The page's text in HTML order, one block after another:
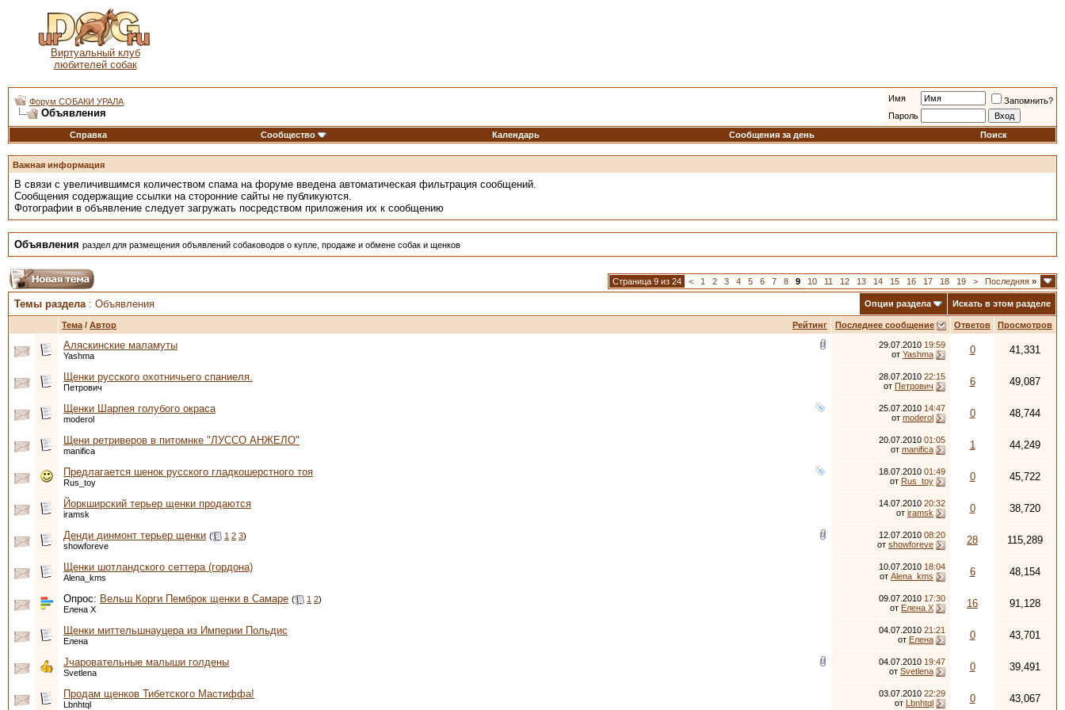
Виртуальный клуб
любителей собак
Форум СОБАКИ УРАЛА
Объявления
Имя
Запомнить?
Пароль
Справка
Сообщество Календарь Сообщения за день Поиск
Важная информация
В связи с увеличившимся количеством спама на форуме введена автоматическая фильтрация сообщений.
Сообщения содержащие ссылки на сторонние сайты не публикуются.
Фотографии в объявление следует загружать посредством приложения их к сообщению
Объявления раздел для размещения объявлений собаководов о купле, продаже и обмене собак и щенков
Страница 9 из 24 < 1 2 3 4 5 6 7 8 9 10 11 12 13 14 15 16 17 18 19 > Последняя »
Темы раздела: Объявления Опции раздела Искать в этом разделе
Рейтинг
Тема / Автор Последнее сообщение Ответов Просмотров
Аляскинские маламуты
Yashma
29.07.2010 19:59
от Yashma 0 41,331
Щенки русского охотничьего спаниеля.
Петрович
28.07.2010 22:15
от Петрович 6 49,087
Щенки Шарпея голубого окраса
moderol
25.07.2010 14:47
от moderol 0 48,744
Щени ретриверов в питомнке "ЛУССО АНЖЕЛО"
manifica
20.07.2010 01:05
от manifica 1 44,249
Предлагается шенок русского гладкошерстного тоя
Rus_toy
18.07.2010 01:49
от Rus_toy 0 45,722
Йоркширский терьер щенки продаются
iramsk
14.07.2010 20:32
от iramsk 0 38,720
Денди динмонт терьер щенки ( 1 2 3)
showforeve
12.07.2010 08:20
от showforeve 28 115,289
Щенки шотландского сеттера (гордона)
Alena_kms
10.07.2010 18:04
от Alena_kms 6 48,154
Опрос: Вельш Корги Пемброк щенки в Самаре ( 1 2)
Елена Х
09.07.2010 17:30
от Елена Х 16 91,128
Щенки миттельшнауцера из Империи Польдис
Елена
04.07.2010 21:21
от Елена 0 43,701
Jчаровательные малыши голдены
Svetlena
04.07.2010 19:47
от Svetlena 0 39,491
Продам щенков Тибетского Мастиффа!
Lbnhtql
03.07.2010 22:29
от Lbnhtql 0 43,067